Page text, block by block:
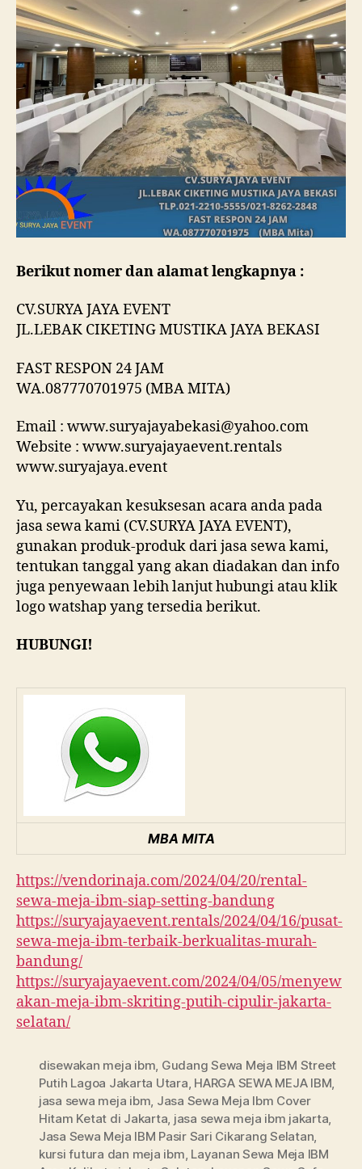
Berikut nomer dan alamat lengkapnya :
CV.SURYA JAYA EVENT
JL.LEBAK CIKETING MUSTIKA JAYA BEKASI
FAST RESPON 24 JAM
WA.087770701975 (MBA MITA)
Email : www.suryajayabekasi@yahoo.com
Website : www.suryajayaevent.rentals
www.suryajaya.event
Yu, percayakan kesuksesan acara anda pada
jasa sewa kami (CV.SURYA JAYA EVENT),
gunakan produk-produk dari jasa sewa kami,
tentukan tanggal yang akan diadakan dan info
juga penyewaan lebih lanjut hubungi atau klik
logo watshap yang tersedia berikut.
HUBUNGI!
MBA MITA
https://vendorinaja.com/2024/04/20/rental-
sewa-meja-ibm-siap-setting-bandung
https://suryajayaevent.rentals/2024/04/16/pusat-
sewa-meja-ibm-terbaik-berkualitas-murah-
bandung/
https://suryajayaevent.com/2024/04/05/menyew
akan-meja-ibm-skriting-putih-cipulir-jakarta-
selatan/
disewakan meja ibm, Gudang Sewa Meja IBM Street
Putih Lagoa Jakarta Utara, HARGA SEWA MEJA IBM,
jasa sewa meja ibm, Jasa Sewa Meja Ibm Cover
Hitam Ketat di Jakarta, jasa sewa meja ibm jakarta,
Jasa Sewa Meja IBM Pasir Sari Cikarang Selatan,
kursi futura dan meja ibm, Layanan Sewa Meja IBM